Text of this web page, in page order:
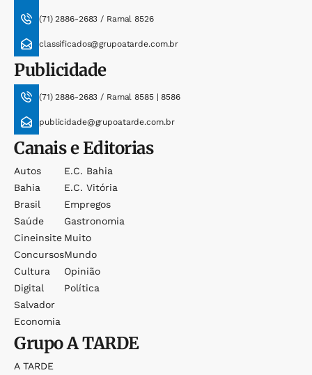
(71) 2886-2683 / Ramal 8526
classificados@grupoatarde.com.br
Publicidade
(71) 2886-2683 / Ramal 8585 | 8586
publicidade@grupoatarde.com.br
Canais e Editorias
Autos
Bahia
Brasil
Saúde
Cineinsite
Concursos
Cultura
Digital
Salvador
Economia
E.c. Bahia
E.c. Vitória
Empregos
Gastronomia
Muito
Mundo
Opinião
Política
GrupoA TARDE
A TARDE